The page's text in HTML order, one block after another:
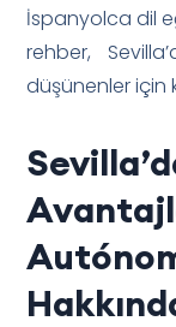
İspanyolca dil
rehber,
düşünenler için